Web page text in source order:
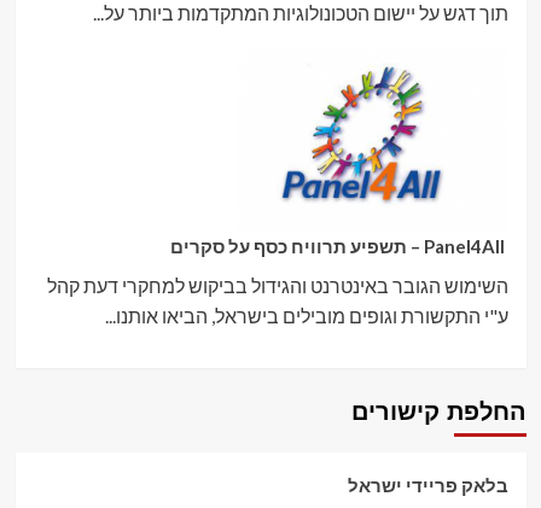
תוך דגש על יישום הטכונולוגיות המתקדמות ביותר על...
השימוש הגובר באינטרנט והגידול בביקוש למחקרי דעת קהל
ע"י התקשורת וגופים מובילים בישראל, הביאו אותנו...
החלפת קישורים
בלאק פריידי ישראל